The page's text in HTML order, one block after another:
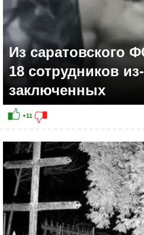
Из саратовского
18 сотрудников
заключенных